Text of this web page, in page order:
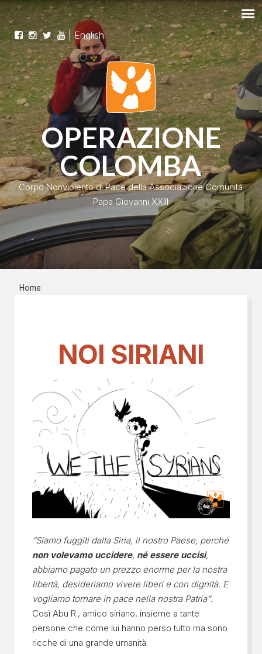
|English
OPERAZIONE
COLOMBA
Corpo Nonviolento di Pace della Associazione Comunità
Papa Giovanni XXIII
Home
NOI SIRIANI
“Siamo fuggiti dalla Siria, il nostro Paese, perché
non volevamo uccidere, né essere uccisi,
abbiamo pagato un prezzo enorme per la nostra
libertà, desideriamo vivere liberi e con dignità. E
vogliamo tornare in pace nella nostra Patria”.
Così Abu R., amico siriano, insieme a tante
persone che come lui hanno perso tutto ma sono
ricche di una grande umanità.